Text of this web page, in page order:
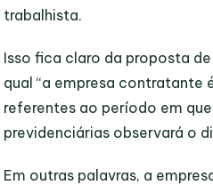
trabalhista.
Isso fica claro da proposta
qual “a empresa contratante
referentes ao período em
previdenciárias observará o
Em outras palavras, a